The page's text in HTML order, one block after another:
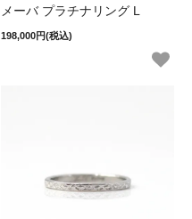
メーバ プラチナリング L
198,000円(税込)